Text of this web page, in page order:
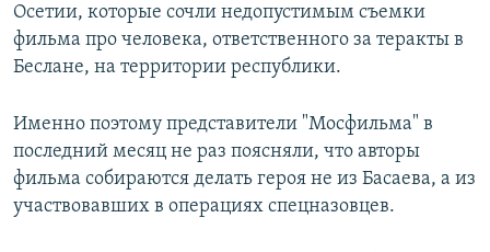
Осетии, которые сочли недопустимым съемки
фильма про человека, ответственного за теракты в
Беслане, на территории республики.
Именно поэтому представители "Мосфильма" в
последний месяц не раз поясняли, что авторы
фильма собираются делать героя не из Басаева, а из
участвовавших в операциях спецназовцев.